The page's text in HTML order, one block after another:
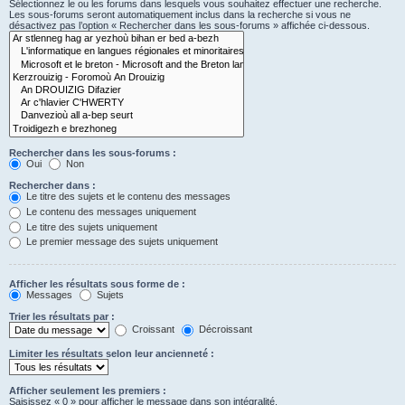
Sélectionnez le ou les forums dans lesquels vous souhaitez effectuer une recherche.
Les sous-forums seront automatiquement inclus dans la recherche si vous ne
désactivez pas l’option « Rechercher dans les sous-forums » affichée ci-dessous.
Rechercher dans les sous-forums :
Oui
Non
Rechercher dans :
Le titre des sujets et le contenu des messages
Le contenu des messages uniquement
Le titre des sujets uniquement
Le premier message des sujets uniquement
Afficher les résultats sous forme de :
Messages
Sujets
Trier les résultats par :
Croissant
Décroissant
Limiter les résultats selon leur ancienneté :
Afficher seulement les premiers :
Saisissez « 0 » pour afficher le message dans son intégralité.